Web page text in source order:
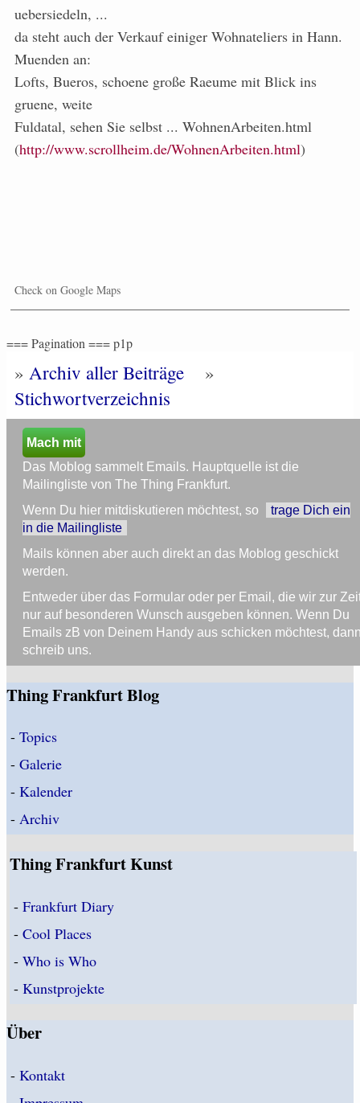
uebersiedeln, ...
da steht auch der Verkauf einiger Wohnateliers in Hann.
Muenden an:
Lofts, Bueros, schoene große Raeume mit Blick ins
gruene, weite
Fuldatal, sehen Sie selbst ... WohnenArbeiten.html
(http://www.scrollheim.de/WohnenArbeiten.html)
Check on Google Maps
=== Pagination === p1p
» Archiv aller Beiträge
»
Stichwortverzeichnis
Mach mit
Das Moblog sammelt Emails. Hauptquelle ist die
Mailingliste von The Thing Frankfurt.
Wenn Du hier mitdiskutieren möchtest, so
trage Dich ein
in die Mailingliste
Mails können aber auch direkt an das Moblog geschickt
werden.
Entweder über das Formular oder per Email, die wir zur
nur auf besonderen Wunsch ausgeben können. Wenn Du
Emails zB von Deinem Handy aus schicken möchtest,
schreib uns.
Thing Frankfurt Blog
- Topics
- Galerie
- Kalender
- Archiv
Thing Frankfurt Kunst
-Frankfurt Diary
-Cool Places
-Who is Who
-Kunstprojekte
Über
- Kontakt